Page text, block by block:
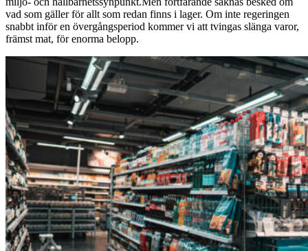
vad som gäller för allt som redan finns i lager. Om inte regeringen
snabbt inför en övergångsperiod kommer vi att tvingas slänga varor,
främst mat, för enorma belopp.